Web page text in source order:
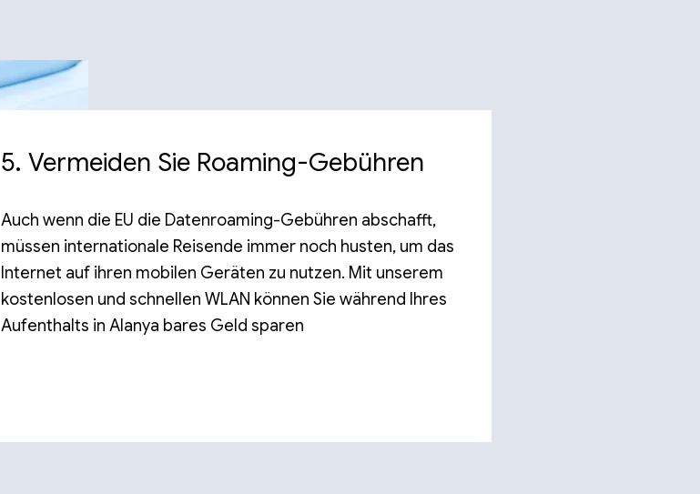
5. Vermeiden Sie Roaming-Gebühren
Auch wenn die EU die Datenroaming-Gebühren abschafft,
müssen internationale Reisende immer noch husten, um das
Internet auf ihren mobilen Geräten zu nutzen. Mit unserem
kostenlosen und schnellen WLAN können Sie während Ihres
Aufenthalts in Alanya bares Geld sparen